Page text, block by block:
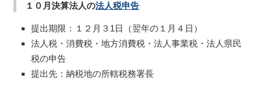
１０月決算法人の法人税申告
提出期限：１２月３1日（翌年の１月４日）
法人税・消費税・地方消費税・法人事業税・法人県民
税の申告
提出先：納税地の所轄税務署長